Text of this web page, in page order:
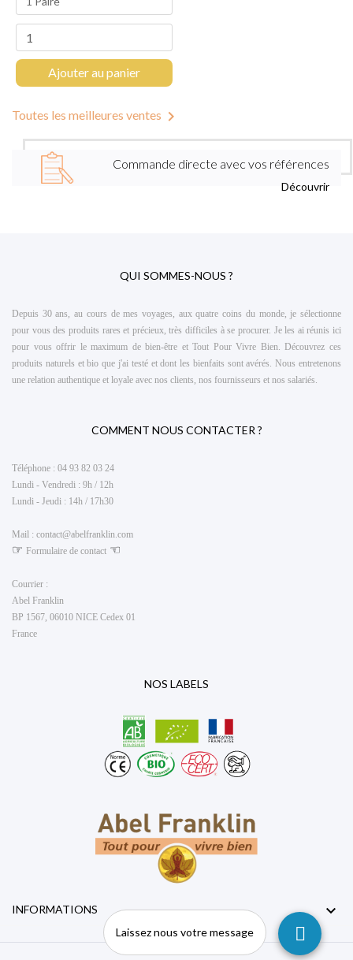
Laissez nous votre message
Ajouter au panier
Toutes les meilleures ventes 
Commande directe avec vos références
Découvrir
QUI SOMMES-NOUS ?
Depuis 30 ans, au cours de mes voyages, aux quatre coins du monde, je sélectionne
pour vous des produits rares et précieux, très difficiles à se procurer. Je les ai réunis ici
pour vous offrir le maximum debien-être et Tout Pour Vivre Bien. Découvrez ces
produits naturels et bio que j'ai testé et dont les bienfaits sont avérés. Nous entretenons
une relation authentique et loyale avec nos clients, nos fournisseurs et nos salariés.
COMMENT NOUS CONTACTER ?
Téléphone : 04 93 82 03 24
Lundi - Vendredi : 9h / 12h
Lundi - Jeudi : 14h / 17h30
Mail : contact@abelfranklin.com
☞ Formulaire de contact ☜
Courrier :
Abel Franklin
BP 1567, 06010 NICE Cedex 01
France
NOS LABELS
INFORMATIONS 